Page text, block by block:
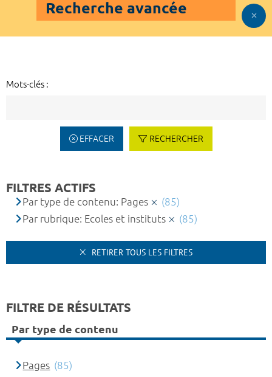
Recherche avancée
Mots-clés :
EFFACER RECHERCHER
FILTRES ACTIFS
Par type de contenu: Pages
(85)
Par rubrique: Ecoles et instituts
(85)
RETIRER TOUS LES FILTRES
FILTRE DE RÉSULTATS
Par type de contenu
Pages (85)